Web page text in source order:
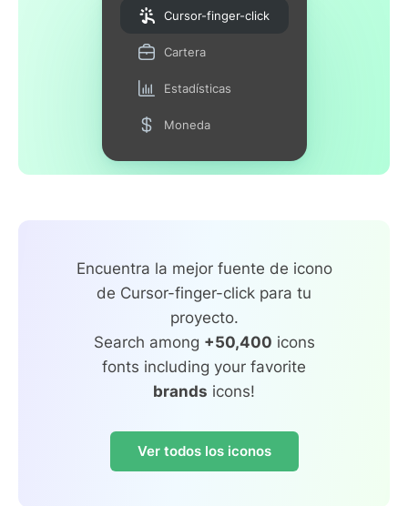
Cursor-finger-click
Cartera
Estadísticas
Moneda
Encuentra la mejor fuente de icono
de Cursor-finger-click para tu
proyecto.
Search among +50,400 icons
fonts including your favorite
brands icons!
Ver todos los iconos